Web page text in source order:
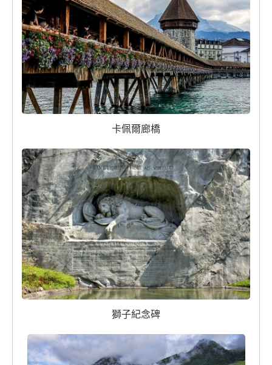
卡佩爾廊橋
獅子紀念碑